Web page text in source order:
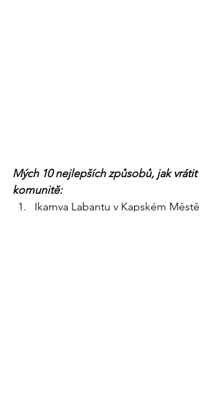
Mých 10 nejlepších způsobů, jak vrátit
komunitě:
Ikamva Labantu v Kapském Městě